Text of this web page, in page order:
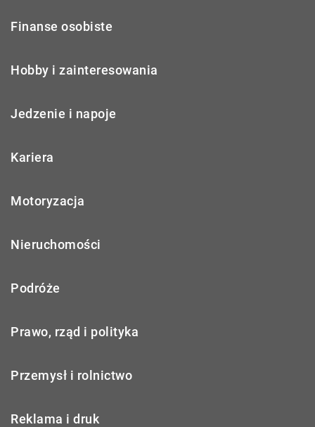
Finanse osobiste
Hobby i zainteresowania
Jedzenie i napoje
Kariera
Motoryzacja
Nieruchomości
Podróże
Prawo, rząd i polityka
Przemysł i rolnictwo
Reklama i druk